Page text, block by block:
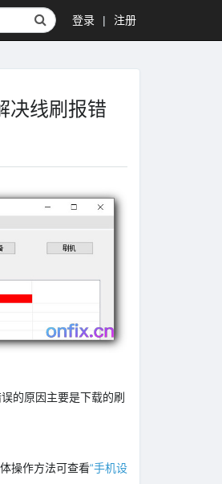
登录 | 注册
决线刷报错
的原因主要是下载的刷
操作方法可查看“手机设